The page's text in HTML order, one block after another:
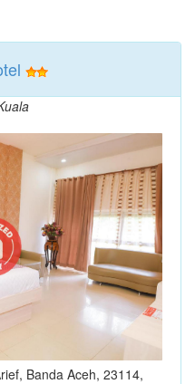
Banda Aceh, 23114,